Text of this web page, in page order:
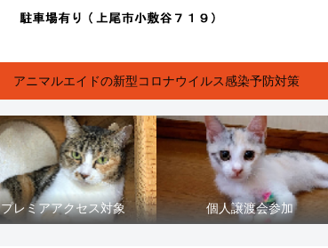
アニマルエイドの新型コロナウイルス感染予防対策
プレミアアクセス対象 個人譲渡会参加